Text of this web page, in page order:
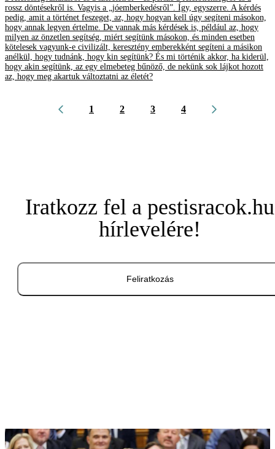
rossz döntésekről is. Vagyis a „jóemberkedésről”. Így, egyszerre. A kérdés
pedig, amit a történet feszeget, az, hogy hogyan kell úgy segíteni másokon,
hogy annak legyen értelme. De vannak más kérdések is, például az, hogy
milyen az önzetlen segítség, miért segítünk másokon, és minden esetben
kötelesek vagyunk-e civilizált, keresztény emberekként segíteni a másikon
anélkül, hogy tudnánk, hogy kin segítünk? És mi történik akkor, ha kiderül,
hogy akin segítünk, az egy elmebeteg bűnöző, de nekünk sok lájkot hozott
az, hogy meg akartuk változtatni az életét?
1 2 3 4
Iratkozz fel a pestisracok.hu
hírlevelére!
Feliratkozás